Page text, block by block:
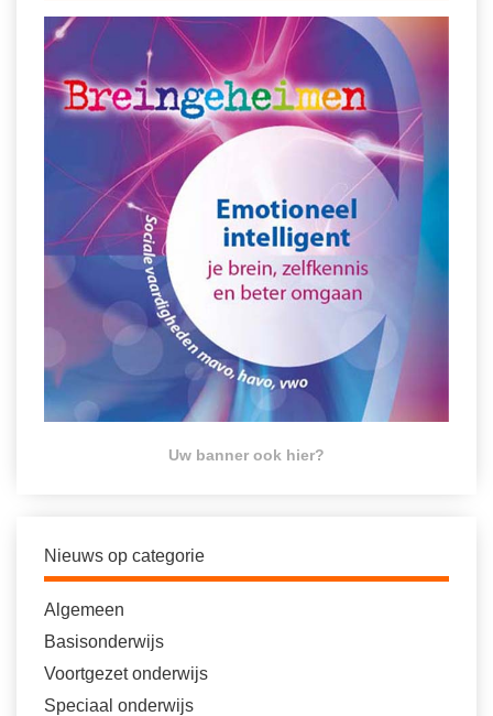
Uw banner ook hier?
Nieuws op categorie
Algemeen
Basisonderwijs
Voortgezet onderwijs
Speciaal onderwijs